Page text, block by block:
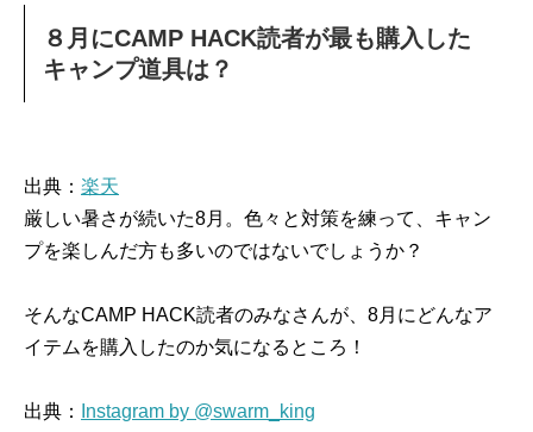
８月にCAMP HACK読者が最も購入した
キャンプ道具は？
出典： 楽天
厳しい暑さが続いた8月。色々と対策を練って、キャン
プを楽しんだ方も多いのではないでしょうか？
そんなCAMP HACK読者のみなさんが、8月にどんなア
イテムを購入したのか気になるところ！
出典：
Instagram by @swarm_king